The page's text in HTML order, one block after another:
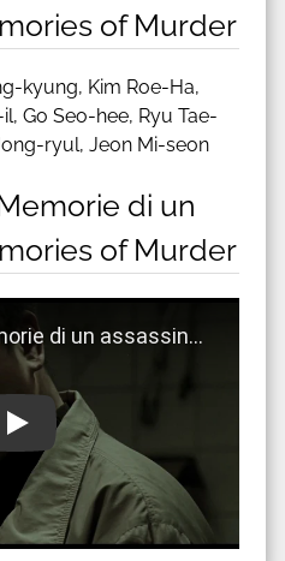
of Murder
kyung, Kim Roe-Ha,
Go Seo-hee, Ryu Tae-
ryul, Jeon Mi-seon
di un
of Murder
Memorie di un assassino -